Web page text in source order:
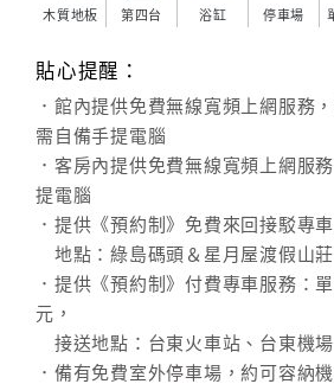
木質地板 第四台 浴缸 停車場
貼心提醒：
．館內提供免費無線寬頻上網服務
需自備手提電腦
．客房內提供免費無線寬頻上網服
提電腦
．提供《預約制》免費來回接駁專車
地點：綠島碼頭＆星月屋渡假山莊
．提供《預約制》付費專車服務：
元，
接送地點：台東火車站、台東機
．備有免費室外停車場，約可容納